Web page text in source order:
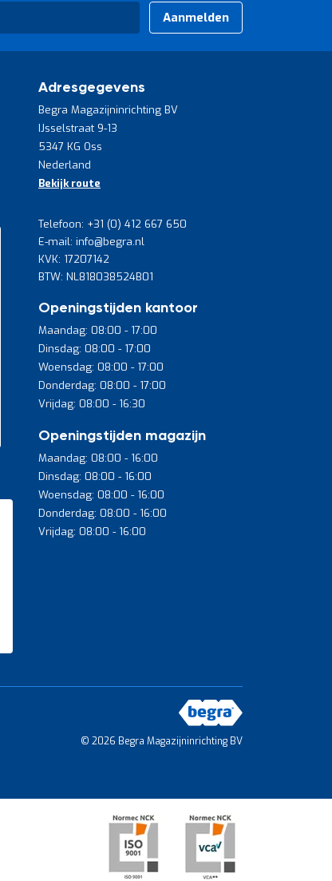
Aanmelden
Adresgegevens
Begra Magazijninrichting BV
IJsselstraat 9-13
5347 KG Oss
Nederland
Bekijk route
Telefoon: +31 (0) 412 667 650
E-mail: info@begra.nl
KVK: 17207142
BTW: NL818038524B01
Openingstijden kantoor
Maandag: 08:00 - 17:00
Dinsdag: 08:00 - 17:00
Woensdag: 08:00 - 17:00
Donderdag: 08:00 - 17:00
Vrijdag: 08:00 - 16:30
Openingstijden magazijn
Maandag: 08:00 - 16:00
Dinsdag: 08:00 - 16:00
Woensdag: 08:00 - 16:00
Donderdag: 08:00 - 16:00
Vrijdag: 08:00 - 16:00
© 2026 Begra Magazijninrichting BV